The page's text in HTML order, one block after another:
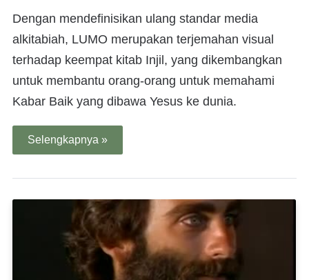
Dengan mendefinisikan ulang standar media
alkitabiah, LUMO merupakan terjemahan visual
terhadap keempat kitab Injil, yang dikembangkan
untuk membantu orang-orang untuk memahami
Kabar Baik yang dibawa Yesus ke dunia.
Selengkapnya »